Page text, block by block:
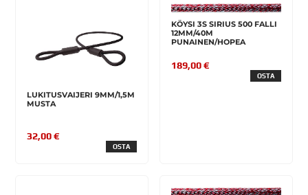
LUKITUSVAIJERI 9MM/1,5M
MUSTA
32,00 €
OSTA
KÖYSI 3S SIRIUS 500 FALLI
12MM/40M
PUNAINEN/HOPEA
189,00 €
OSTA